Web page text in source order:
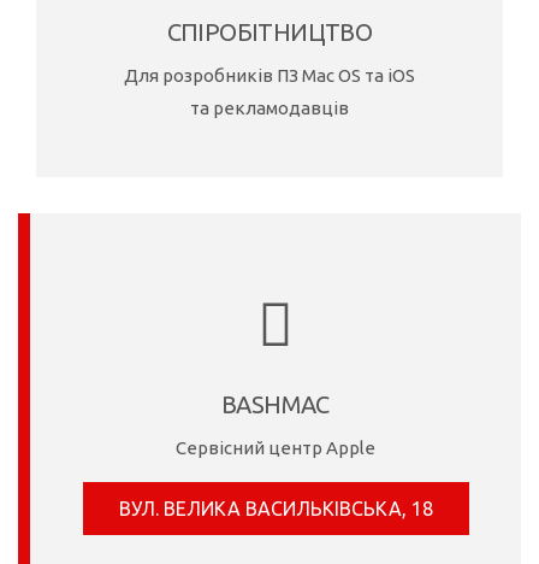
СПІРОБІТНИЦТВО
Для розробників ПЗ Mac OS та iOS
та рекламодавців
BASHMAC
Cервісний центр Apple
ВУЛ. ВЕЛИКА ВАСИЛЬКІВСЬКА, 18